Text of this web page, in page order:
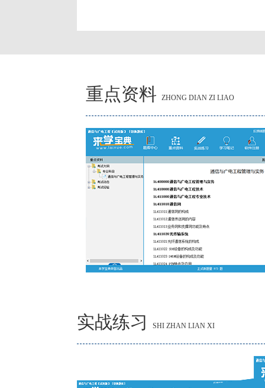
重点资料 ZHONG DIAN ZI LIAO
实战练习 SHI ZHAN LIAN XI